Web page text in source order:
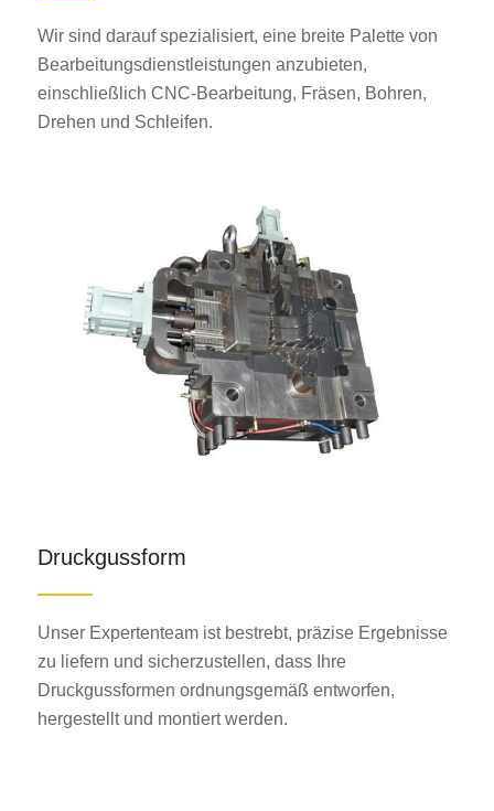
Wir sind darauf spezialisiert, eine breite Palette von
Bearbeitungsdienstleistungen anzubieten,
einschließlich CNC-Bearbeitung, Fräsen, Bohren,
Drehen und Schleifen.
Druckgussform
Unser Expertenteam ist bestrebt, präzise Ergebnisse
zu liefern und sicherzustellen, dass Ihre
Druckgussformen ordnungsgemäß entworfen,
hergestellt und montiert werden.